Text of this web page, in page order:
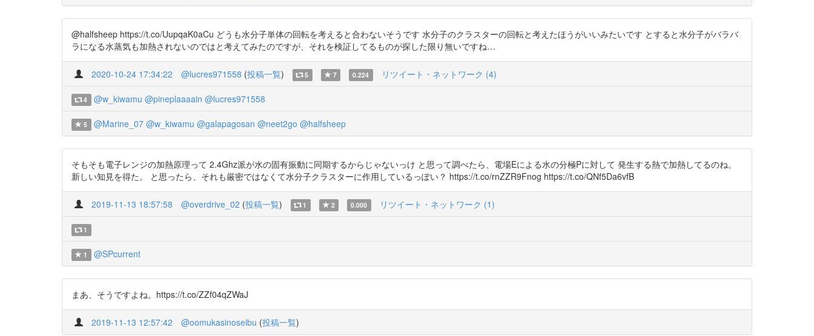
@halfsheep https://t.co/UupqaK0aCu どうも水分子単体の回転を考えると合わないそうです 水分子のクラスターの回転と考えたほうがいいみたいです とすると水分子がバラバ
ラになる水蒸気も加熱されないのではと考えてみたのですが、それを検証してるものが探した限り無いですね…
2020-10-24 17:34:22 @lucres971558 (投稿一覧) 5 7 0.224 リツイート・ネットワーク (4)
4 @w_kiwamu @pineplaaaain @lucres971558
5 @Marine_07 @w_kiwamu @galapagosan @neet2go @halfsheep
そもそも電子レンジの加熱原理って 2.4Ghz派が水の固有振動に同期するからじゃないっけ と思って調べたら、電場Eによる水の分極Pに対して 発生する熱で加熱してるのね。
新しい知見を得た。 と思ったら、それも厳密ではなくて水分子クラスターに作用しているっぽい？ https://t.co/rnZZR9Fnog https://t.co/QNf5Da6vfB
2019-11-13 18:57:58 @overdrive_02 (投稿一覧) 1 2 0.000 リツイート・ネットワーク (1)
1
1 @SPcurrent
まあ、そうですよね。https://t.co/ZZf04qZWaJ
2019-11-13 12:57:42 @oomukasinoseibu (投稿一覧)